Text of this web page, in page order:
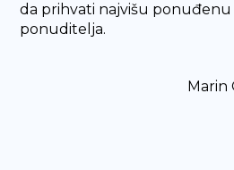
da prihvati najvišu
ponuditelja.
Marin